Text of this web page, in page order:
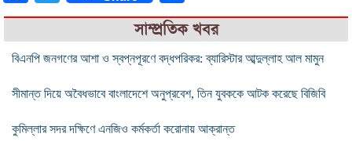
সাম্প্রতিক খবর
বিএনপি জনগণের আশা ও স্বপ্নপূরণে বদ্ধপরিকর: ব্যারিস্টার আব্দুল্লাহ আল মামুন
সীমান্ত দিয়ে অবৈধভাবে বাংলাদেশে অনুপ্রবেশ, তিন যুবককে আটক করেছে বিজিবি
কুমিল্লার সদর দক্ষিণে এনজিও কর্মকর্তা করোনায় আক্রান্ত